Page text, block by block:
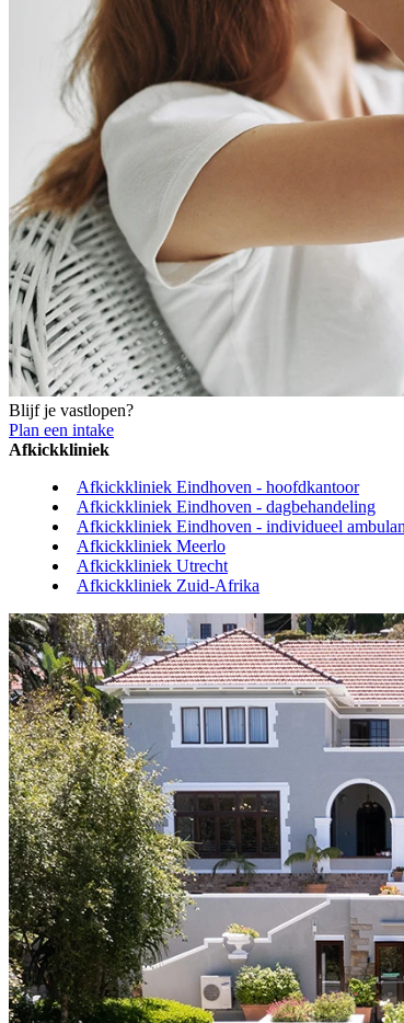
Blijf je vastlopen?
Plan een intake
Afkickkliniek
Afkickkliniek Eindhoven - hoofdkantoor
Afkickkliniek Eindhoven - dagbehandeling
Afkickkliniek Eindhoven - individueel
Afkickkliniek Meerlo
Afkickkliniek Utrecht
Afkickkliniek Zuid-Afrika